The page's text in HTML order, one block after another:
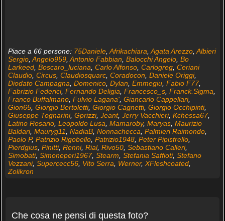
Piace a 66 persone: 75Daniele, Afrikachiara Agata Arezzo, Albieri
Sergio, Angelo959, Antonio Fabbian Balocchi Angelo, Bo
Larkeed, Boscaro_luciana Carlo Alfonso, Carlogreg, Ceriani
Claudio, Circus, Claudiosquarc, Coradocon Daniele Origgi,
Diodato Campagna Domenico, Dylan Emmegiu, Fabio F77,
Fabrizio Federici, Fernando Deligia Francesco_s, Franck.Sigma
Franco Buffalmano, Fulvio Lagana', Giancarlo Cappellari,
Gion65, Giorgio Bertoletti, Giorgio Cagnetti, Giorgio Occhipinti,
Giuseppe Tognarini, Gprizzi, Jeant, Jerry Vacchieri, Kchessa67,
Latino Rosario, Leopoldo Lusa Mamaroby, Maryas, Maurizio
Baldari, Mauryg11 NadiaB, Nonnachecca Palmieri Raimondo,
Paolo P, Patrizio Rigobello, Patrizio1948, Peter Pipistrello,
Pierdgius, Pinitti, Renni, Rial, Rivo50, Sebastiano Calleri,
Simobati, Simoneperi1967, Stearm Stefania Saffioti, Stefano
Vezzani, Supercecc56, Vito Serra Werner, XFleshcoated,
Zolikron
Che cosa ne pensi di questa foto?